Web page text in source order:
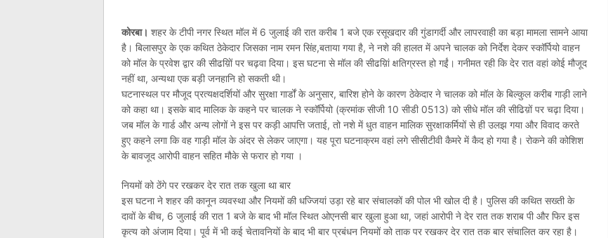
कोरबा। शहर के टीपी नगर स्थित मॉल में 6 जुलाई की रात करीब 1 बजे एक रसूखदार की गुंडागर्दी और लापरवाही का बड़ा मामला सामने आया
है। बिलासपुर के एक कथित ठेकेदार जिसका नाम रमन सिंह,बताया गया है, ने नशे की हालत में अपने चालक को निर्देश देकर स्कॉर्पियो वाहन
को मॉल के प्रवेश द्वार की सीढय़िों पर चढ़वा दिया। इस घटना से मॉल की सीढय़िां क्षतिग्रस्त हो गईं। गनीमत रही कि देर रात वहां कोई मौजूद
नहीं था, अन्यथा एक बड़ी जनहानि हो सकती थी।
घटनास्थल पर मौजूद प्रत्यक्षदर्शियों और सुरक्षा गार्डों के अनुसार, बारिश होने के कारण ठेकेदार ने चालक को मॉल के बिल्कुल करीब गाड़ी लाने
को कहा था। इसके बाद मालिक के कहने पर चालक ने स्कॉर्पियो (क्रमांक सीजी 10 सीडी 0513) को सीधे मॉल की सीढिय़ों पर चढ़ा दिया।
जब मॉल के गार्ड और अन्य लोगों ने इस पर कड़ी आपत्ति जताई, तो नशे में धुत वाहन मालिक सुरक्षाकर्मियों से ही उलझ गया और विवाद करते
हुए कहने लगा कि वह गाड़ी मॉल के अंदर से लेकर जाएगा। यह पूरा घटनाक्रम वहां लगे सीसीटीवी कैमरे में कैद हो गया है। रोकने की कोशिश
के बावजूद आरोपी वाहन सहित मौके से फरार हो गया ।
नियमों को ठेंगे पर रखकर देर रात तक खुला था बार
इस घटना ने शहर की कानून व्यवस्था और नियमों की धज्जियां उड़ा रहे बार संचालकों की पोल भी खोल दी है। पुलिस की कथित सख्ती के
दावों के बीच, 6 जुलाई की रात 1 बजे के बाद भी मॉल स्थित ओएनसी बार खुला हुआ था, जहां आरोपी ने देर रात तक शराब पी और फिर इस
कृत्य को अंजाम दिया। पूर्व में भी कई चेतावनियों के बाद भी बार प्रबंधन नियमों को ताक पर रखकर देर रात तक बार संचालित कर रहा है।